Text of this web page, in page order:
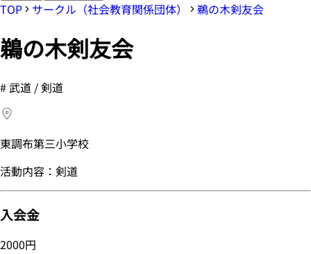
TOP サークル（社会教育関係団体） 鵜の木剣友会
鵜の木剣友会
# 武道 / 剣道
東調布第三小学校
活動内容：剣道
入会金
2000円